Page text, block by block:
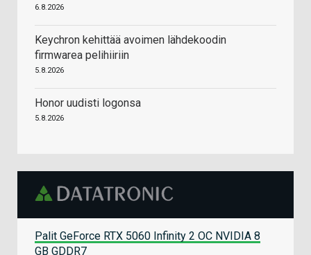
6.8.2026
Keychron kehittää avoimen lähdekoodin
firmwarea pelihiiriin
5.8.2026
Honor uudisti logonsa
5.8.2026
Palit GeForce RTX 5060 Infinity 2 OC NVIDIA 8
GB GDDR7